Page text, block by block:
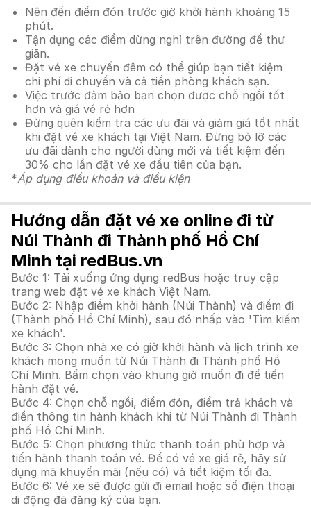
Nên đến điểm đón trước giờ khởi hành khoảng 15
phút.
Tận dụng các điểm dừng nghỉ trên đường để thư
giãn.
Đặt vé xe chuyến đêm có thể giúp bạn tiết kiệm
chi phí di chuyển và cả tiền phòng khách sạn.
Việc trước đảm bảo bạn chọn được chỗ ngồi tốt
hơn và giá vé rẻ hơn
Đừng quên kiểm tra các ưu đãi và giảm giá tốt nhất
khi đặt vé xe khách tại Việt Nam. Đừng bỏ lỡ các
ưu đãi dành cho người dùng mới và tiết kiệm đến
30% cho lần đặt vé xe đầu tiên của bạn.
*Áp dụng điều khoản và điều kiện
Hướng dẫn đặt vé xe online đi từ
Núi Thành đi Thành phố Hồ Chí
Minh tại redBus.vn
Bước 1: Tải xuống ứng dụng redBus hoặc truy cập
trang web đặt vé xe khách Việt Nam.
Bước 2: Nhập điểm khởi hành (Núi Thành) và điểm đi
(Thành phố Hồ Chí Minh), sau đó nhấp vào 'Tìm kiếm
xe khách'.
Bước 3: Chọn nhà xe có giờ khởi hành và lịch trình xe
khách mong muốn từ Núi Thành đi Thành phố Hồ
Chí Minh. Bấm chọn vào khung giờ muốn đi để tiến
hành đặt vé.
Bước 4: Chọn chỗ ngồi, điểm đón, điểm trả khách và
điền thông tin hành khách khi từ Núi Thành đi Thành
phố Hồ Chí Minh.
Bước 5: Chọn phương thức thanh toán phù hợp và
tiến hành thanh toán vé. Để có vé xe giá rẻ, hãy sử
dụng mã khuyến mãi (nếu có) và tiết kiệm tối đa.
Bước 6: Vé xe sẽ được gửi đi email hoặc số điện thoại
di động đã đăng ký của bạn.